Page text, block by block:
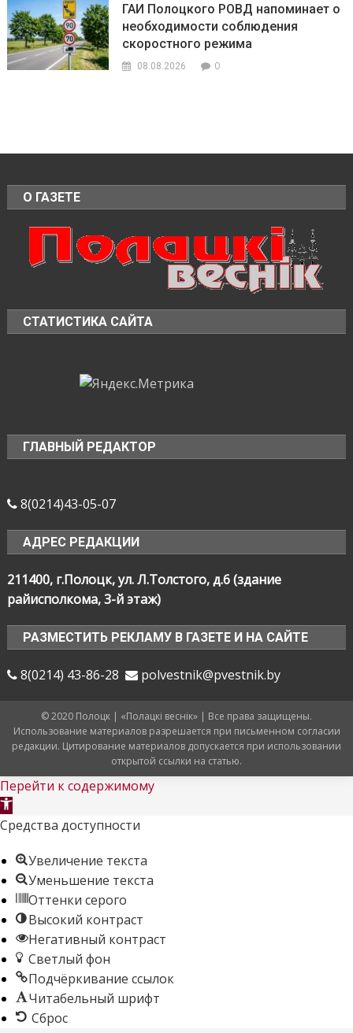
ГАИ Полоцкого РОВД напоминает о
необходимости соблюдения
скоростного режима
08.08.2026 0
О ГАЗЕТЕ
СТАТИСТИКА САЙТА
ГЛАВНЫЙ РЕДАКТОР
8(0214)43-05-07
АДРЕС РЕДАКЦИИ
211400, г.Полоцк, ул. Л.Толстого, д.6 (здание
райисполкома, 3-й этаж)
РАЗМЕСТИТЬ РЕКЛАМУ В ГАЗЕТЕ И НА САЙТЕ
8(0214) 43-86-28 polvestnik@pvestnik.by
© 2020 Полоцк | «Полацкі веснік» | Все права защищены.
Использование материалов разрешается при письменном согласии
редакции. Цитирование материалов допускается при использовании
открытой ссылки на статью.
Перейти к содержимому
Открыть
панель
Средства доступности
Увеличение текста
Уменьшение текста
Оттенки серого
Высокий контраст
Негативный контраст
Светлый фон
Подчёркивание ссылок
Читабельный шрифт
Сброс